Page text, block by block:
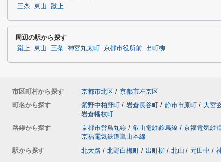
三条 東山 蹴上
周辺の駅から探す
蹴上 東山 三条 神宮丸太町 京都市役所前 出町柳
市区町村から探す 京都市北区 / 京都市左京区
町名から探す
紫野中柏野町 / 岩倉長谷町 / 静市市原町 / 大宮
岩倉幡枝町
路線から探す
京都市営烏丸線 / 叡山電鉄鞍馬線 / 京福電気鉄
京福電気鉄道嵐山本線
駅から探す
北大路 / 北野白梅町 / 出町柳 / 北山 / 元田中 /